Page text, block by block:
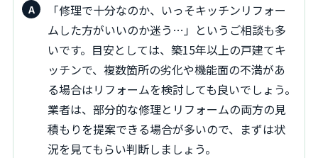
「修理で十分なのか、いっそキッチンリフォー
ムした方がいいのか迷う…」というご相談も多
いです。目安としては、築15年以上の戸建てキ
ッチンで、複数箇所の劣化や機能面の不満があ
る場合はリフォームを検討しても良いでしょう。
業者は、部分的な修理とリフォームの両方の見
積もりを提案できる場合が多いので、まずは状
況を見てもらい判断しましょう。